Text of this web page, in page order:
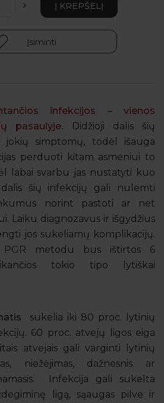
Įsiminti
infekcijos – vienos
pasaulyje. Didžioji dalis šių
jokių simptomų, todėl išauga
perduoti kitam asmeniui to
labai svarbu jas nustatyti kuo
dalis šių infekcijų gali nulemti
norint pastoti ar net
Laiku diagnozavus ir išgydžius
jos sukeliamų komplikacijų.
metodu bus ištirtos 6
tokio tipo lytiškai
sukelia iki 80 proc. lytinių
60 proc. atvejų ligos eiga
atvejais gali varginti lytinių
niežėjimas, dažnesnis ar
Infekcija gali sukelta
ligą, sąaugas pilve ir